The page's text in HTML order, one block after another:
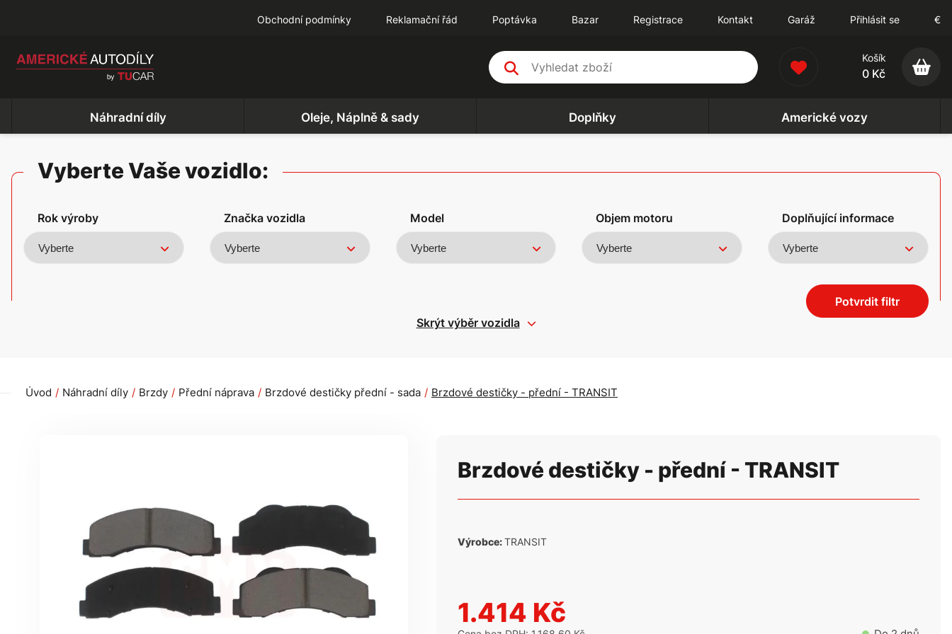
Obchodní podmínky Reklamační řád Poptávka Bazar Registrace Kontakt Garáž Přihlásit se €
Košík
0 Kč
Náhradní díly Oleje, Náplně & sady Doplňky Americké vozy
Vyberte Vaše vozidlo:
Rok výroby Značka vozidla Model Objem motoru Doplňující informace
Potvrdit filtr
Skrýt výběr vozidla
Úvod Náhradní díly Brzdy Přední náprava Brzdové destičky přední - sada Brzdové destičky - přední - TRANSIT
Brzdové destičky - přední - TRANSIT
Výrobce:TRANSIT
1.414 Kč